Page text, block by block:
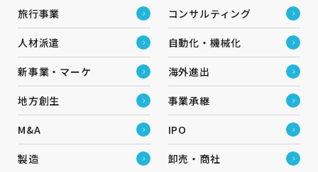
旅行事業 コンサルティング
人材派遣 自動化・機械化
新事業・マーケ 海外進出
地方創生 事業承継
M&A IPO
製造 卸売・商社